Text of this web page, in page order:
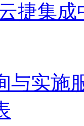
捷集成
与实施